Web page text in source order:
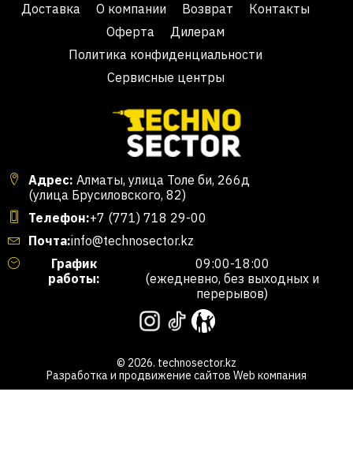
Доставка О компании Возврат
Контакты
Оферта
Дилерам
Политика конфиденциальности
Сервисные центры
Адрес: Алматы, улица Толе би, 266д
(улица Брусиловского, 82)
Телефон:+7 (771) 718 29-00
Почта:info@technosector.kz
График
работы:
09:00-18:00
(ежедневно, без выходных и
перерывов)
© 2026. technosector.kz
Разработка и продвижение сайтов Web компания